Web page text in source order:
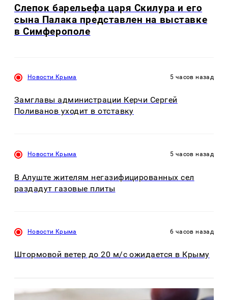
Слепок барельефа царя Скилура и его
сына Палака представлен на выставке
в Симферополе
Новости Крыма 5 часов назад
Замглавы администрации Керчи Сергей
Поливанов уходит в отставку
Новости Крыма 5 часов назад
В Алуште жителям негазифицированных сел
раздадут газовые плиты
Новости Крыма 6 часов назад
Штормовой ветер до 20 м/с ожидается в Крыму